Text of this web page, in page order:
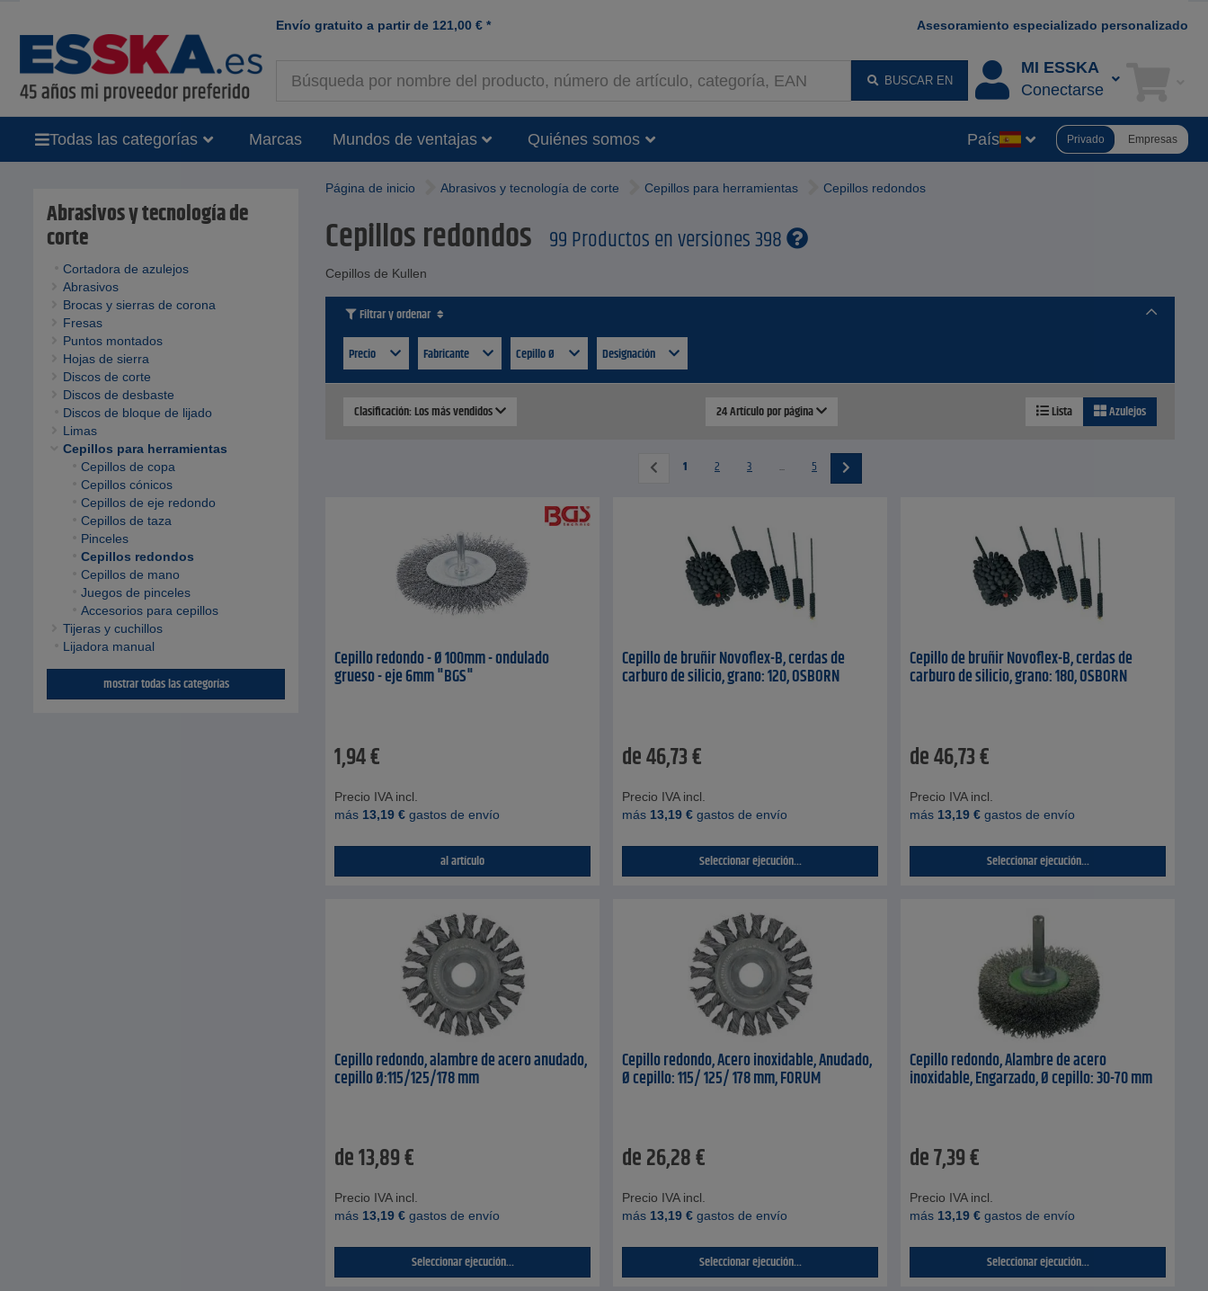
Envío gratuito a partir de 121,00 € * Asesoramiento especializado personalizado
BUSCAR EN
MI ESSKA
Conectarse
Todas las categorías Marcas Mundos de ventajas Quiénes somos País Privado Empresas
Abrasivos y tecnología de
corte
Cortadora de azulejos
Abrasivos
Brocas y sierras de corona
Fresas
Puntos montados
Hojas de sierra
Discos de corte
Discos de desbaste
Discos de bloque de lijado
Limas
Cepillos para herramientas
Cepillos de copa
Cepillos cónicos
Cepillos de eje redondo
Cepillos de taza
Pinceles
Cepillos redondos
Cepillos de mano
Juegos de pinceles
Accesorios para cepillos
Tijeras y cuchillos
Lijadora manual
mostrar todas las categorías
Página de inicio Abrasivos y tecnología de corte Cepillos para herramientas Cepillos redondos
Cepillos redondos 99 Productos en versiones 398
Cepillos de Kullen
Filtrar y ordenar
Precio
Fabricante Cepillo Ø Designación
Clasificación: Los más vendidos 24 Artículo por página Lista Azulejos
1 2 3 ... 5
Cepillo redondo - Ø 100mm - ondulado
grueso - eje 6mm "BGS"
1,94€
Precio IVA incl.
más 13,19 € gastos de envío
al artículo
Cepillo de bruñir Novoflex-B, cerdas de
carburo de silicio, grano: 120, OSBORN
de46,73€
Precio IVA incl.
más 13,19 € gastos de envío
Seleccionar ejecución...
Cepillo de bruñir Novoflex-B, cerdas de
carburo de silicio, grano: 180, OSBORN
de46,73€
Precio IVA incl.
más 13,19 € gastos de envío
Seleccionar ejecución...
Cepillo redondo, alambre de acero anudado,
cepillo Ø:115/125/178 mm
de13,89€
Precio IVA incl.
más 13,19 € gastos de envío
Seleccionar ejecución...
Cepillo redondo, Acero inoxidable, Anudado,
Ø cepillo: 115/ 125/ 178 mm, FORUM
de26,28€
Precio IVA incl.
más 13,19 € gastos de envío
Seleccionar ejecución...
Cepillo redondo, Alambre de acero
inoxidable, Engarzado, Ø cepillo: 30-70 mm
de7,39€
Precio IVA incl.
más 13,19 € gastos de envío
Seleccionar ejecución...